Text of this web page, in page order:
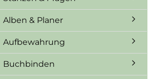
Alben & Planer
Aufbewahrung
Buchbinden